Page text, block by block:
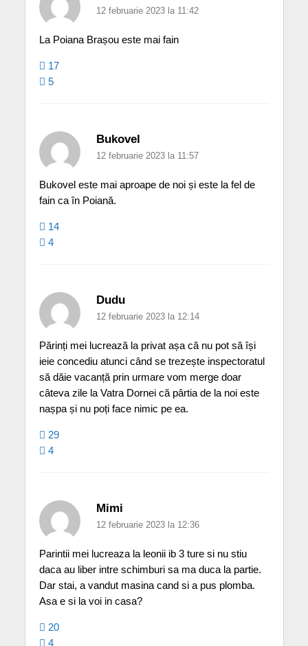
12 februarie 2023 la 11:42
La Poiana Brașou este mai fain
17
5
Bukovel
12 februarie 2023 la 11:57
Bukovel este mai aproape de noi și este la fel de
fain ca în Poiană.
14
4
Dudu
12 februarie 2023 la 12:14
Părinți mei lucrează la privat așa că nu pot să își
ieie concediu atunci când se trezește inspectoratul
să dăie vacanță prin urmare vom merge doar
câteva zile la Vatra Dornei că pârtia de la noi este
nașpa și nu poți face nimic pe ea.
29
4
Mimi
12 februarie 2023 la 12:36
Parintii mei lucreaza la leonii ib 3 ture si nu stiu
daca au liber intre schimburi sa ma duca la partie.
Dar stai, a vandut masina cand si a pus plomba.
Asa e si la voi in casa?
20
4